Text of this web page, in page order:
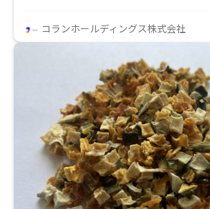
コランホールディングス株式会社